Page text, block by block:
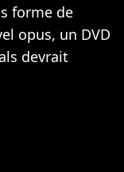
forme de
opus, un DVD
devrait